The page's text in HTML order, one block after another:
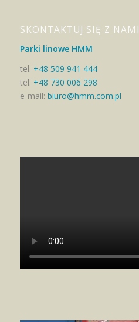
SKONTAKTUJ SIĘ Z NAMI
Parki linowe HMM
tel. +48 509 941 444
tel. +48 730 006 298
e-mail: biuro@hmm.com.pl